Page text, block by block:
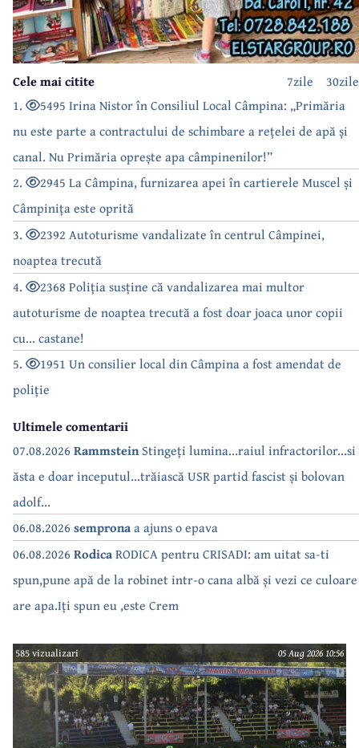
30zile
7zile
Cele mai citite
1.
5495 Irina Nistor în Consiliul Local Câmpina: „Primăria
nu este parte a contractului de schimbare a rețelei de apă și
canal. Nu Primăria oprește apa câmpinenilor!”
2.
2945 La Câmpina, furnizarea apei în cartierele Muscel și
Câmpinița este oprită
3.
2392 Autoturisme vandalizate în centrul Câmpinei,
noaptea trecută
4.
2368 Poliția susține că vandalizarea mai multor
autoturisme de noaptea trecută a fost doar joaca unor copii
cu... castane!
5.
1951 Un consilier local din Câmpina a fost amendat de
poliție
Ultimele comentarii
07.08.2026 RammsteinStingeți lumina...raiul infractorilor...si
ăsta e doar inceputul...trăiască USR partid fascist și bolovan
adolf...
06.08.2026 sempronaa ajuns o epava
06.08.2026 RodicaRODICA pentru CRISADI: am uitat sa-ti
spun,pune apă de la robinet intr-o cana albă și vezi ce culoare
are apa.Iți spun eu ,este Crem
585 vizualizari 05 Aug 2026 10:56